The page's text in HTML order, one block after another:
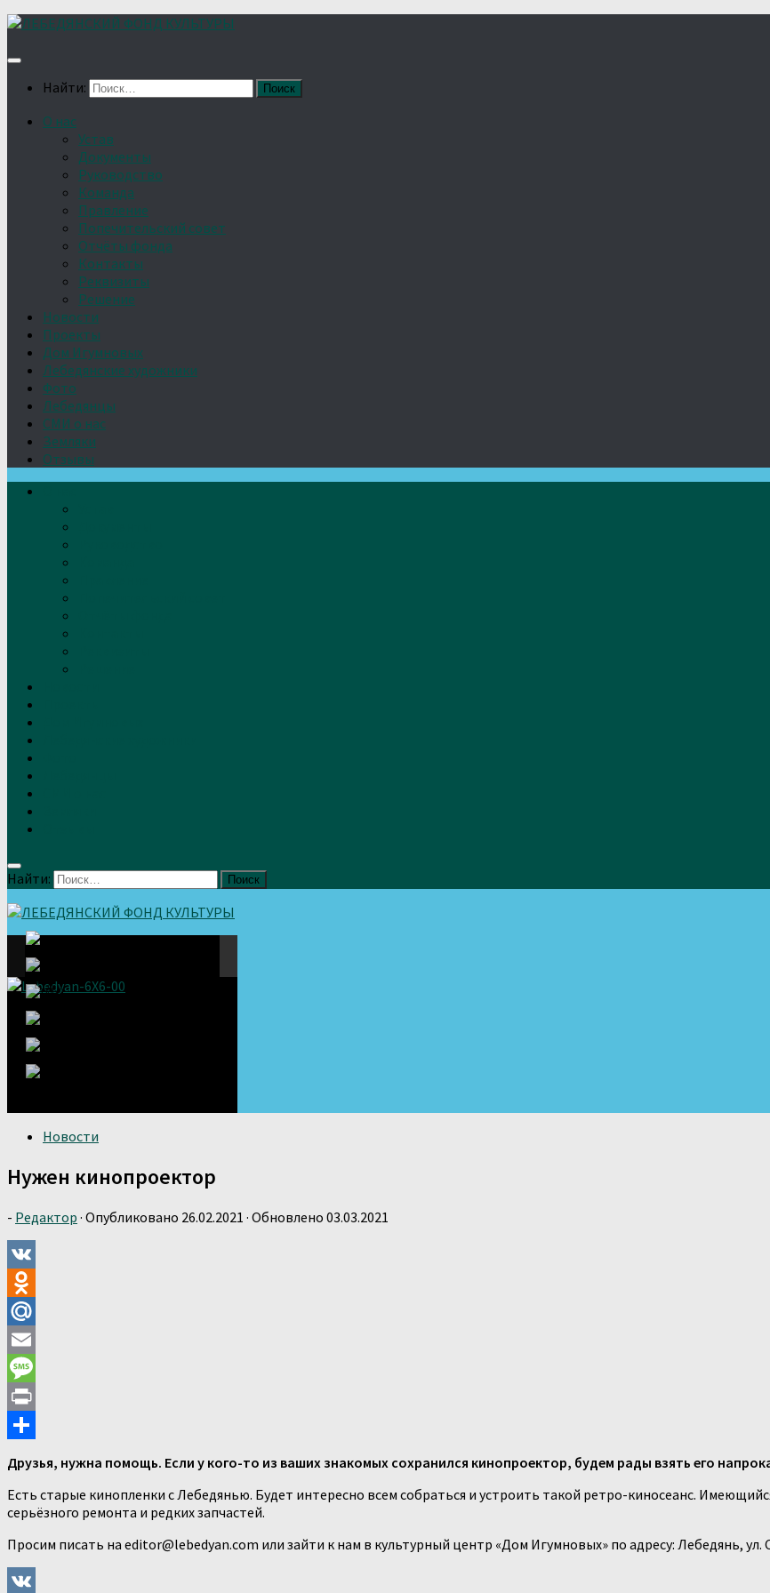
Найти:
О нас
Устав
Документы
Руководство
Команда
Правление
Попечительский совет
Отчёты фонда
Контакты
Реквизиты
Решение
Новости
Проекты
Дом Игумновых
Лебедянские художники
Фото
Лебедянцы
СМИ о нас
Земляки
Отзывы
Найти:
Новости
Нужен кинопроектор
- Редактор · Опубликовано 26.02.2021 · Обновлено 03.03.2021
VK
Odnoklassniki
Mail.Ru
Email
Message
Print
Друзья, нужна помощь. Если у кого-то из ваших знакомых сохранился кинопроектор, будем рады взять его
Есть старые кинопленки с Лебедянью. Будет интересно всем собраться и устроить такой ретро-киносеанс.
серьёзного ремонта и редких запчастей.
Просим писать на editor@lebedyan.com или зайти к нам в культурный центр «Дом Игумновых» по адресу: Лебедянь, ул.